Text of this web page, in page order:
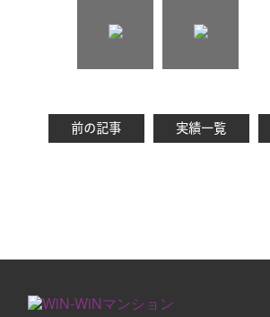
前の記事 実績一覧